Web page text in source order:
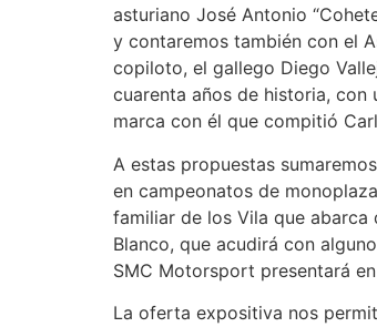
asturiano José Antonio
y contaremos también con el
copiloto, el gallego Diego
cuarenta años de historia,
marca con él que compitió
A estas propuestas
en campeonatos de
familiar de los Vila que
Blanco, que acudirá con
SMC Motorsport presentará
La oferta expositiva nos